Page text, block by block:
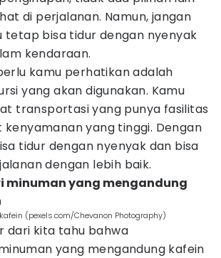
di perjalanan. Namun, jangan
tetap bisa tidur dengan nyenyak
kendaraan.
kamu perhatikan adalah
yang akan digunakan. Kamu
transportasi yang punya fasilitas
yang tinggi. Dengan
tidur dengan nyenyak dan bisa
dengan lebih baik.
minuman yang mengandung
(pexels.com/Chevanon Photography)
dari kita tahu bahwa
yang mengandung kafein